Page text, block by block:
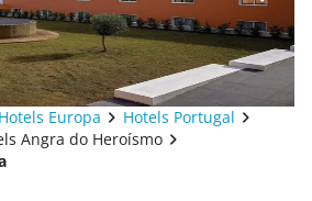
Hotels Europa
Hotels Portugal
Angra do Heroísmo